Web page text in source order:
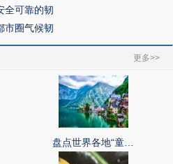
全可靠的韧
市圈气候韧
更多>>
盘点世界各地“童…